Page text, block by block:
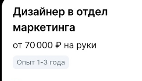
маркетинговые агентства
типографии